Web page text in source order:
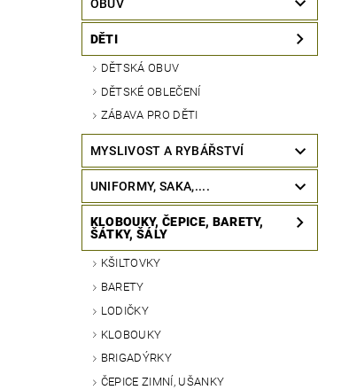
OBUV
DĚTI
DĚTSKÁ OBUV
DĚTSKÉ OBLEČENÍ
ZÁBAVA PRO DĚTI
MYSLIVOST A RYBÁŘSTVÍ
UNIFORMY, SAKA,....
KLOBOUKY, ČEPICE, BARETY,
ŠÁTKY, ŠÁLY
KŠILTOVKY
BARETY
LODIČKY
KLOBOUKY
BRIGADÝRKY
ČEPICE ZIMNÍ, UŠANKY